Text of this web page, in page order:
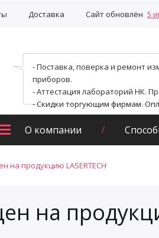
Доставка Сайт обновлён 5
- Поставка, поверка и ремонт
приборов.
- Аттестация лабораторий НК.
- Скидки торгующим фирмам.
О компании
на продукцию LASERTECH
на